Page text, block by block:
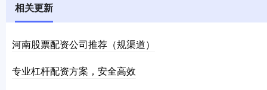
相关更新
河南股票配资公司推荐（规渠道）
专业杠杆配资方案，安全高效